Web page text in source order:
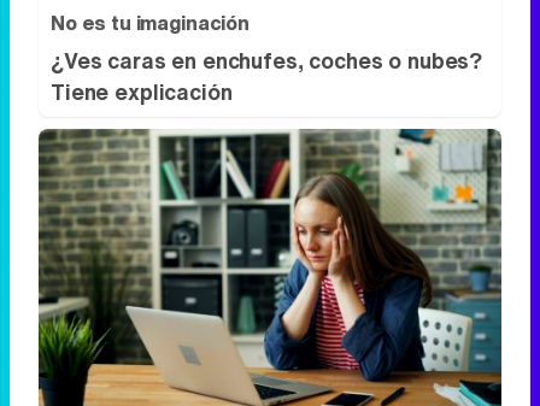
No es tu imaginación
¿Ves caras en enchufes, coches o nubes?
Tiene explicación